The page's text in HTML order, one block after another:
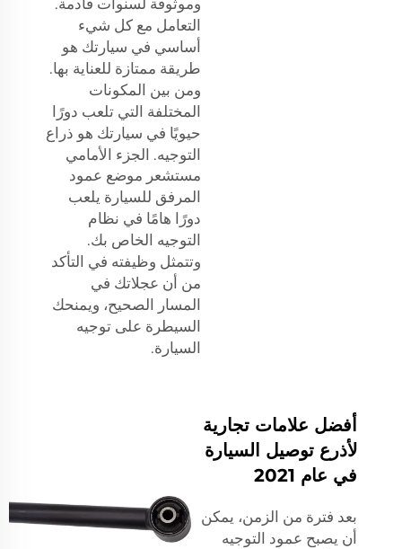
التعامل مع كل شيء
أساسي في سيارتك هو
طريقة ممتازة للعناية بها.
ومن بين المكونات
المختلفة التي تلعب دورًا
حيويًا في سيارتك هو ذراع
التوجيه. الجزء الأمامي
مستشعر موضع عمود
المرفق للسيارة يلعب
دورًا هامًا في نظام
التوجيه الخاص بك.
وتتمثل وظيفته في التأكد
من أن عجلاتك في
المسار الصحيح، ويمنحك
السيطرة على توجيه
السيارة.
أفضل علامات تجارية
لأذرع توصيل السيارة
في عام 2021
بعد فترة من الزمن، يمكن
أن يصبح عمود التوجيه